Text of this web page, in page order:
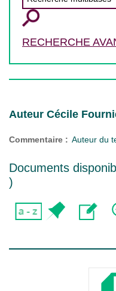
RECHERCHE
Auteur Cécile
Commentaire : Auteur du
Documents
)